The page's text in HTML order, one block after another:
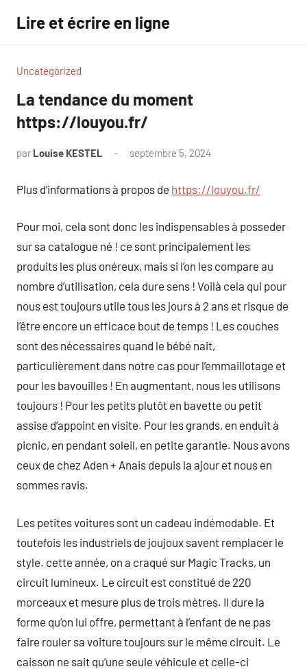
contenu
Lire et écrire en ligne
Uncategorized
La tendance du moment
https://louyou.fr/
par Louise KESTEL septembre 5, 2024
Plus d’informations à propos de https://louyou.fr/
Pour moi, cela sont donc les indispensables à posseder
sur sa catalogue né ! ce sont principalement les
produits les plus onéreux, mais si l’on les compare au
nombre d’utilisation, cela dure sens ! Voilà cela qui pour
nous est toujours utile tous les jours à 2 ans et risque de
l’être encore un efficace bout de temps ! Les couches
sont des nécessaires quand le bébé nait,
particulièrement dans notre cas pour l’emmaillotage et
pour les bavouilles ! En augmentant, nous les utilisons
toujours ! Pour les petits plutôt en bavette ou petit
assise d’appoint en visite. Pour les grands, en enduit à
picnic, en pendant soleil, en petite garantie. Nous avons
ceux de chez Aden + Anais depuis la ajour et nous en
sommes ravis.
Les petites voitures sont un cadeau indémodable. Et
toutefois les industriels de joujoux savent remplacer le
style. cette année, on a craqué sur Magic Tracks, un
circuit lumineux. Le circuit est constitué de 220
morceaux et mesure plus de trois mètres. Il dure la
forme qu’on lui offre, permettant à l’enfant de ne pas
faire rouler sa voiture toujours sur le même circuit. Le
caisson ne sait qu’une seule véhicule et celle-ci